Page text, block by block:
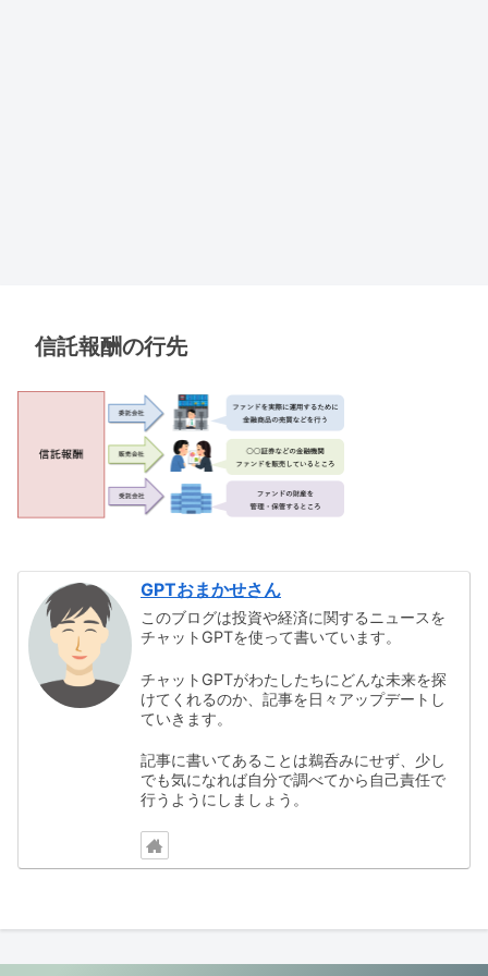
信託報酬の行先
GPTおまかせさん
このブログは投資や経済に関するニュースを
チャットGPTを使って書いています。
チャットGPTがわたしたちにどんな未来を探
けてくれるのか、記事を日々アップデートし
ていきます。
記事に書いてあることは鵜呑みにせず、少し
でも気になれば自分で調べてから自己責任で
行うようにしましょう。